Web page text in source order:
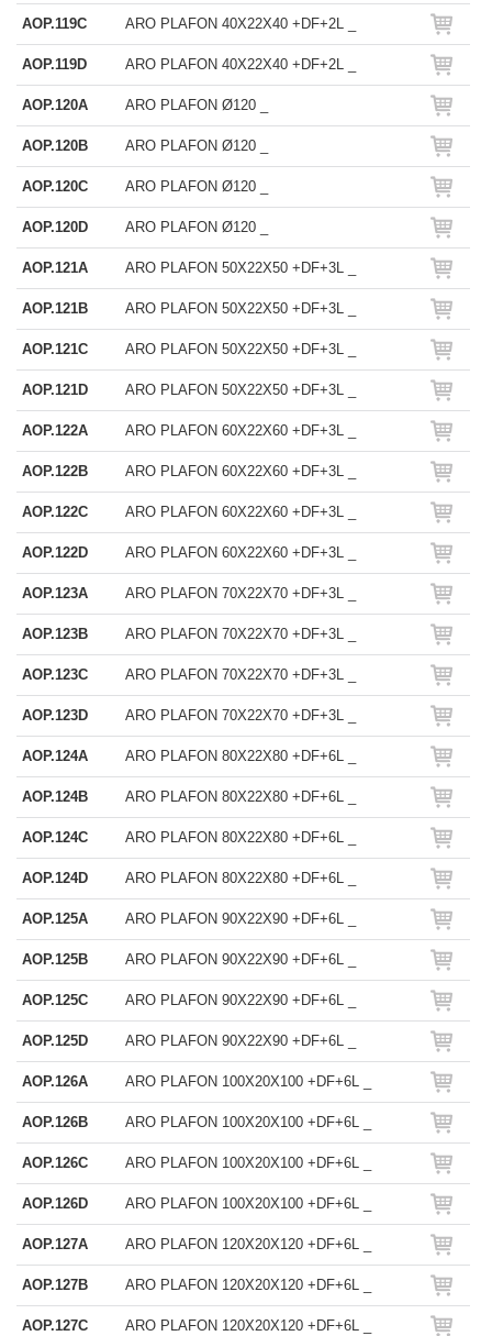
AOP.119C ARO PLAFON 40X22X40 +DF+2L _
AOP.119D ARO PLAFON 40X22X40 +DF+2L _
AOP.120A ARO PLAFON Ø120 _
AOP.120B ARO PLAFON Ø120 _
AOP.120C ARO PLAFON Ø120 _
AOP.120D ARO PLAFON Ø120 _
AOP.121A ARO PLAFON 50X22X50 +DF+3L _
AOP.121B ARO PLAFON 50X22X50 +DF+3L _
AOP.121C ARO PLAFON 50X22X50 +DF+3L _
AOP.121D ARO PLAFON 50X22X50 +DF+3L _
AOP.122A ARO PLAFON 60X22X60 +DF+3L _
AOP.122B ARO PLAFON 60X22X60 +DF+3L _
AOP.122C ARO PLAFON 60X22X60 +DF+3L _
AOP.122D ARO PLAFON 60X22X60 +DF+3L _
AOP.123A ARO PLAFON 70X22X70 +DF+3L _
AOP.123B ARO PLAFON 70X22X70 +DF+3L _
AOP.123C ARO PLAFON 70X22X70 +DF+3L _
AOP.123D ARO PLAFON 70X22X70 +DF+3L _
AOP.124A ARO PLAFON 80X22X80 +DF+6L _
AOP.124B ARO PLAFON 80X22X80 +DF+6L _
AOP.124C ARO PLAFON 80X22X80 +DF+6L _
AOP.124D ARO PLAFON 80X22X80 +DF+6L _
AOP.125A ARO PLAFON 90X22X90 +DF+6L _
AOP.125B ARO PLAFON 90X22X90 +DF+6L _
AOP.125C ARO PLAFON 90X22X90 +DF+6L _
AOP.125D ARO PLAFON 90X22X90 +DF+6L _
AOP.126A ARO PLAFON 100X20X100 +DF+6L _
AOP.126B ARO PLAFON 100X20X100 +DF+6L _
AOP.126C ARO PLAFON 100X20X100 +DF+6L _
AOP.126D ARO PLAFON 100X20X100 +DF+6L _
AOP.127A ARO PLAFON 120X20X120 +DF+6L _
AOP.127B ARO PLAFON 120X20X120 +DF+6L _
AOP.127C ARO PLAFON 120X20X120 +DF+6L _